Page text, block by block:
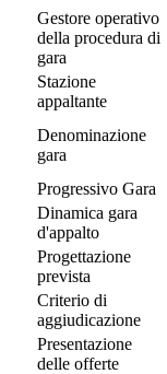
Gestore operativo
della procedura di
gara
Stazione
appaltante
Denominazione
gara
Progressivo Gara
Dinamica gara
d'appalto
Progettazione
prevista
Criterio di
aggiudicazione
Presentazione
delle offerte